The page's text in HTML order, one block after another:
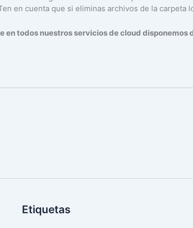
en cuenta que si eliminas archivos de la
en todos nuestros servicios de cloud
Etiquetas